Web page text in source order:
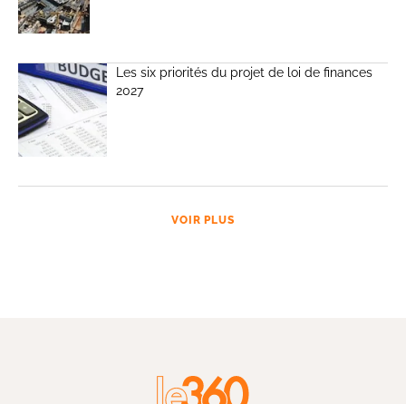
Les six priorités du projet de loi de finances
2027
VOIR PLUS